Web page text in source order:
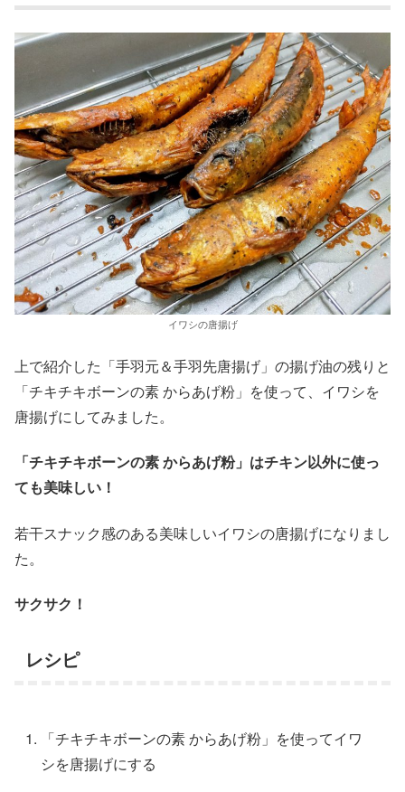
イワシの唐揚げ
上で紹介した「手羽元＆手羽先唐揚げ」の揚げ油の残りと
「チキチキボーンの素 からあげ粉」を使って、イワシを
唐揚げにしてみました。
「チキチキボーンの素 からあげ粉」はチキン以外に使っ
ても美味しい！
若干スナック感のある美味しいイワシの唐揚げになりまし
た。
サクサク！
レシピ
「チキチキボーンの素 からあげ粉」を使ってイワ
シを唐揚げにする